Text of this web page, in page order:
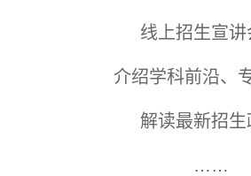
线上招生宣讲
介绍学科前沿、
解读最新招生
……